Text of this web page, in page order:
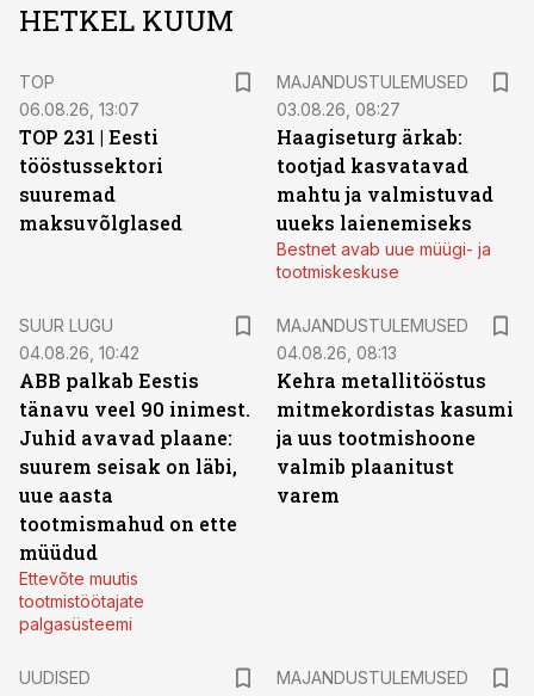
HETKEL KUUM
TOP
06.08.26, 13:07
TOP 231 | Eesti
tööstussektori
suuremad
maksuvõlglased
MAJANDUSTULEMUSED
03.08.26, 08:27
Haagiseturg ärkab:
tootjad kasvatavad
mahtu ja valmistuvad
uueks laienemiseks
Bestnet avab uue müügi- ja
tootmiskeskuse
SUUR LUGU
04.08.26, 10:42
ABB palkab Eestis
tänavu veel 90 inimest.
Juhid avavad plaane:
suurem seisak on läbi,
uue aasta
tootmismahud on ette
müüdud
Ettevõte muutis
tootmistöötajate
palgasüsteemi
MAJANDUSTULEMUSED
04.08.26, 08:13
Kehra metallitööstus
mitmekordistas kasumi
ja uus tootmishoone
valmib plaanitust
varem
UUDISED
MAJANDUSTULEMUSED